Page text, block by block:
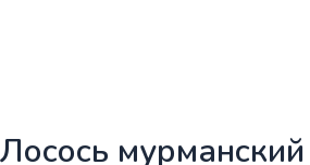
Лосось